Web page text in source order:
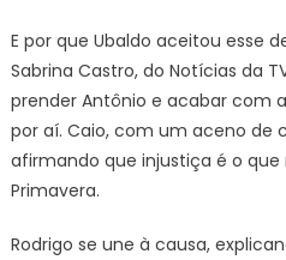
E por que Ubaldo aceitou esse
Sabrina Castro, do Notícias da
prender Antônio e acabar com
por aí. Caio, com um aceno de
afirmando que injustiça é o
Primavera.
Rodrigo se une à causa,